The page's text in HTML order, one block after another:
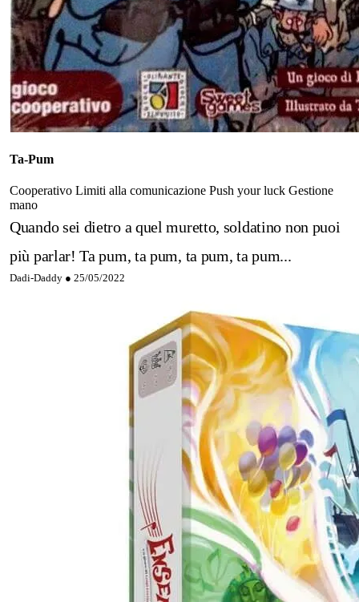
Ta-Pum
Cooperativo Limiti alla comunicazione Push your luck Gestione
mano
Quando sei dietro a quel muretto, soldatino non puoi
più parlar! Ta pum, ta pum, ta pum, ta pum...
Dadi-Daddy ● 25/05/2022